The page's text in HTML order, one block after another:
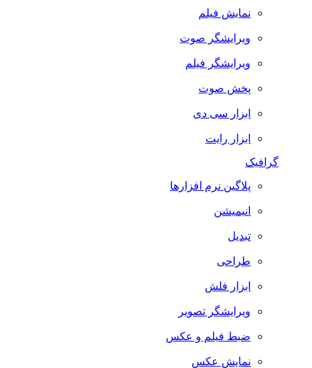
نمایش فیلم
ویرایشگر صوت
ویرایشگر فیلم
پخش صوت
ابزار سی دی
ابزار رایت
گرافیک
پلاگین نرم افزارها
انیمیشن
تبدیل
طراحی
ابزار فلش
ویرایشگر تصویر
ضبط فيلم و عكس
نمایش عکس